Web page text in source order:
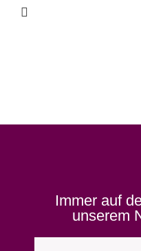
Immer auf
unserem